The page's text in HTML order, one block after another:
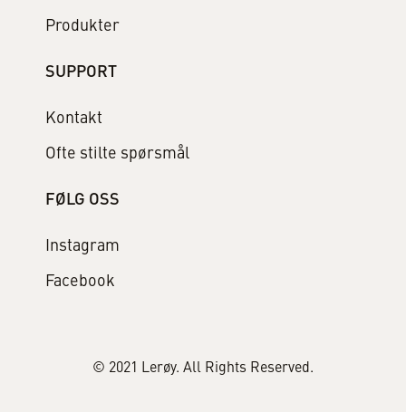
Produkter
SUPPORT
Kontakt
Ofte stilte spørsmål
FØLG OSS
Instagram
Facebook
© 2021 Lerøy. All Rights Reserved.